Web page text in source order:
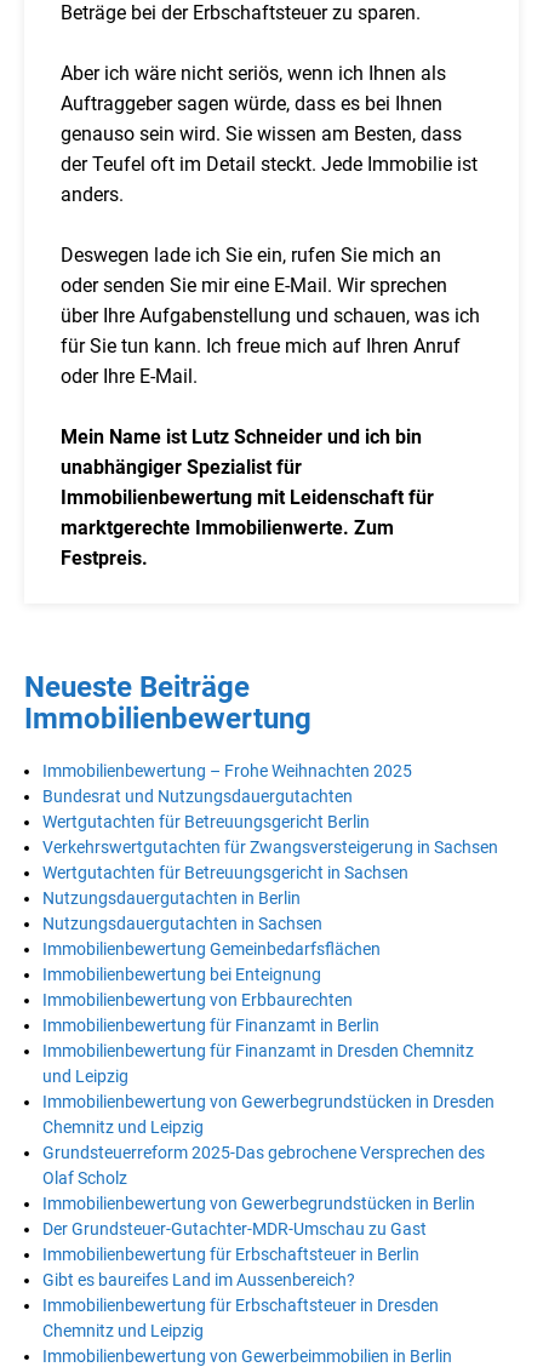
Beträge bei der Erbschaftsteuer zu sparen.
Aber ich wäre nicht seriös, wenn ich Ihnen als
Auftraggeber sagen würde, dass es bei Ihnen
genauso sein wird. Sie wissen am Besten, dass
der Teufel oft im Detail steckt. Jede Immobilie ist
anders.
Deswegen lade ich Sie ein, rufen Sie mich an
oder senden Sie mir eine E-Mail. Wir sprechen
über Ihre Aufgabenstellung und schauen, was ich
für Sie tun kann. Ich freue mich auf Ihren Anruf
oder Ihre E-Mail.
Mein Name ist Lutz Schneider und ich bin
unabhängiger Spezialist für
Immobilienbewertung mit Leidenschaft für
marktgerechte Immobilienwerte. Zum
Festpreis.
Neueste Beiträge
Immobilienbewertung
Immobilienbewertung – Frohe Weihnachten 2025
Bundesrat und Nutzungsdauergutachten
Wertgutachten für Betreuungsgericht Berlin
Verkehrswertgutachten für Zwangsversteigerung in Sachsen
Wertgutachten für Betreuungsgericht in Sachsen
Nutzungsdauergutachten in Berlin
Nutzungsdauergutachten in Sachsen
Immobilienbewertung Gemeinbedarfsflächen
Immobilienbewertung bei Enteignung
Immobilienbewertung von Erbbaurechten
Immobilienbewertung für Finanzamt in Berlin
Immobilienbewertung für Finanzamt in Dresden Chemnitz
und Leipzig
Immobilienbewertung von Gewerbegrundstücken in Dresden
Chemnitz und Leipzig
Grundsteuerreform 2025-Das gebrochene Versprechen des
Olaf Scholz
Immobilienbewertung von Gewerbegrundstücken in Berlin
Der Grundsteuer-Gutachter-MDR-Umschau zu Gast
Immobilienbewertung für Erbschaftsteuer in Berlin
Gibt es baureifes Land im Aussenbereich?
Immobilienbewertung für Erbschaftsteuer in Dresden
Chemnitz und Leipzig
Immobilienbewertung von Gewerbeimmobilien in Berlin